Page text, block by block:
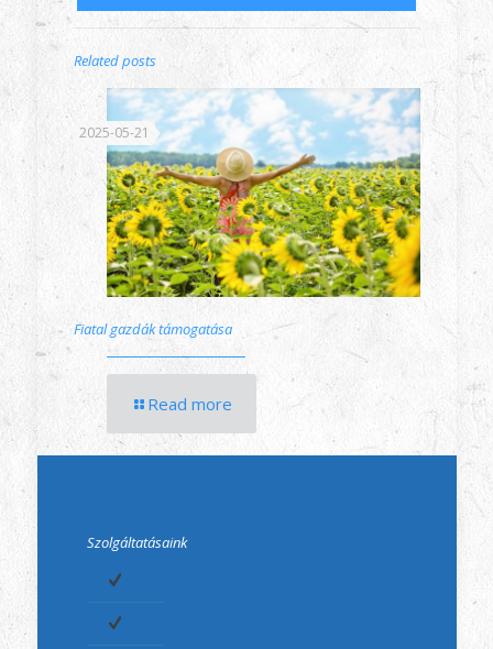
Related posts
2025-05-21
Fiatal gazdák támogatása
Read more
Szolgáltatásaink